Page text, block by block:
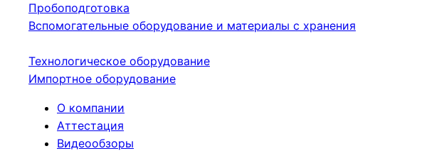
Пробоподготовка
Вспомогательные оборудование и материалы с хранения
Технологическое оборудование
Импортное оборудование
О компании
Аттестация
Видеообзоры